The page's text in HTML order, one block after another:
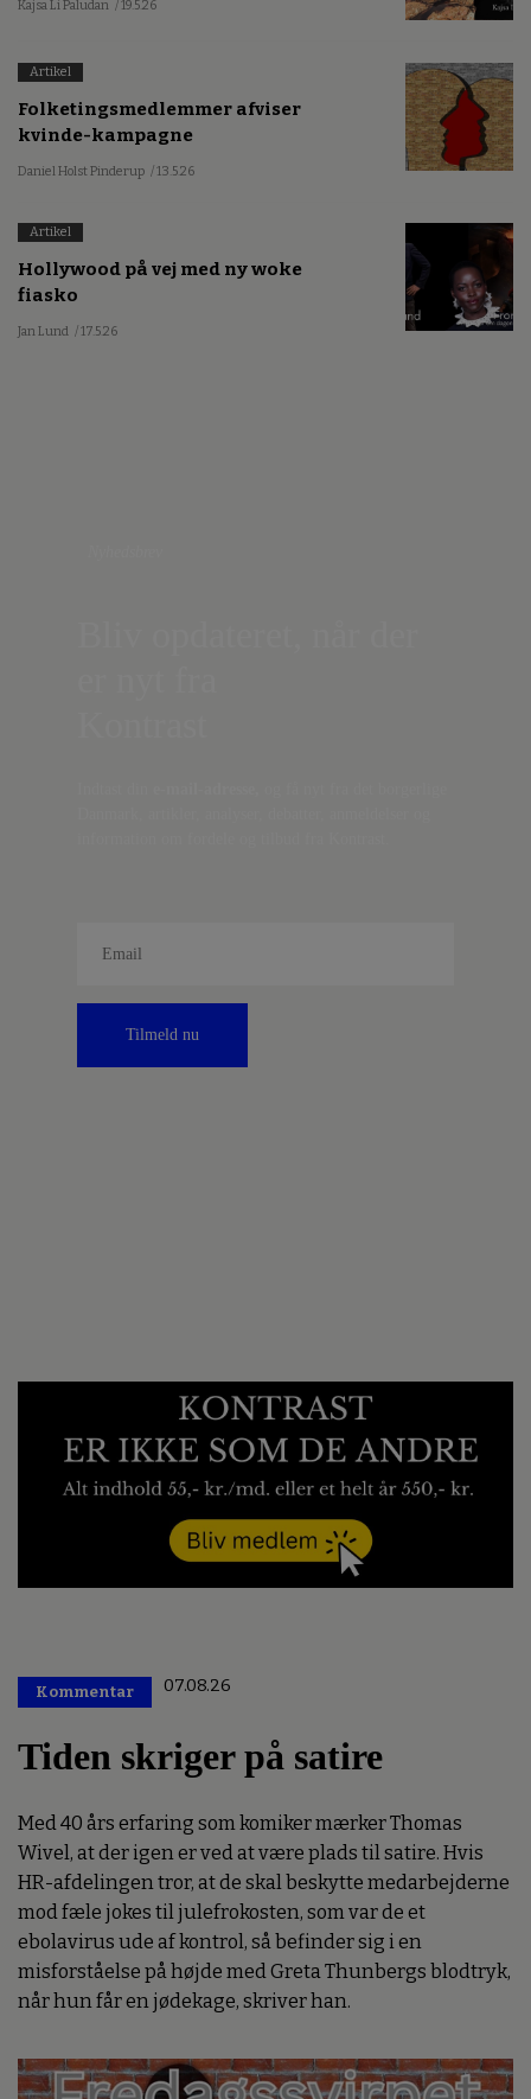
Kajsa Li Paludan / 19.5.26
Artikel
Folketingsmedlemmer afviser
kvinde-kampagne
Daniel Holst Pinderup / 13.5.26
Artikel
Hollywood på vej med ny woke
fiasko
Jan Lund / 17.5.26
Tilmeld nu
Kommentar 07.08.26
Tiden skriger på satire
Med 40 års erfaring som komiker mærker Thomas
Wivel, at der igen er ved at være plads til satire. Hvis
HR-afdelingen tror, at de skal beskytte medarbejderne
mod fæle jokes til julefrokosten, som var de et
ebolavirus ude af kontrol, så befinder sig i en
misforståelse på højde med Greta Thunbergs blodtryk,
når hun får en jødekage, skriver han.